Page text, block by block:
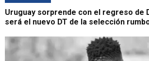
Uruguay sorprende con el regreso de
será el nuevo DT de la selección